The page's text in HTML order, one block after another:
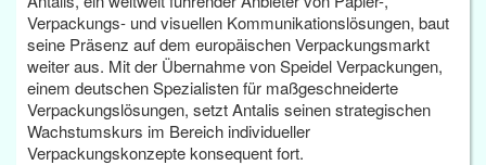
Verpackungs- und visuellen Kommunikationslösungen, baut
seine Präsenz auf dem europäischen Verpackungsmarkt
weiter aus. Mit der Übernahme von Speidel Verpackungen,
einem deutschen Spezialisten für maßgeschneiderte
Verpackungslösungen, setzt Antalis seinen strategischen
Wachstumskurs im Bereich individueller
Verpackungskonzepte konsequent fort.